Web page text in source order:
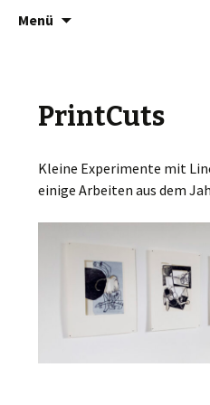
NINA
Menü
PrintCuts
Kleine Experimente mit
einige Arbeiten aus dem